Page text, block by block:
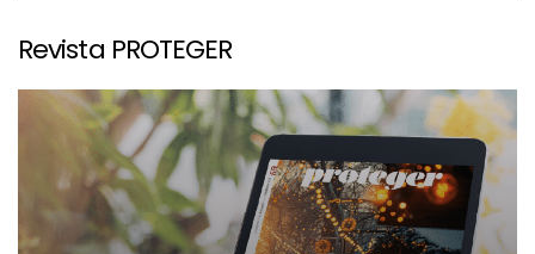
Revista PROTEGER